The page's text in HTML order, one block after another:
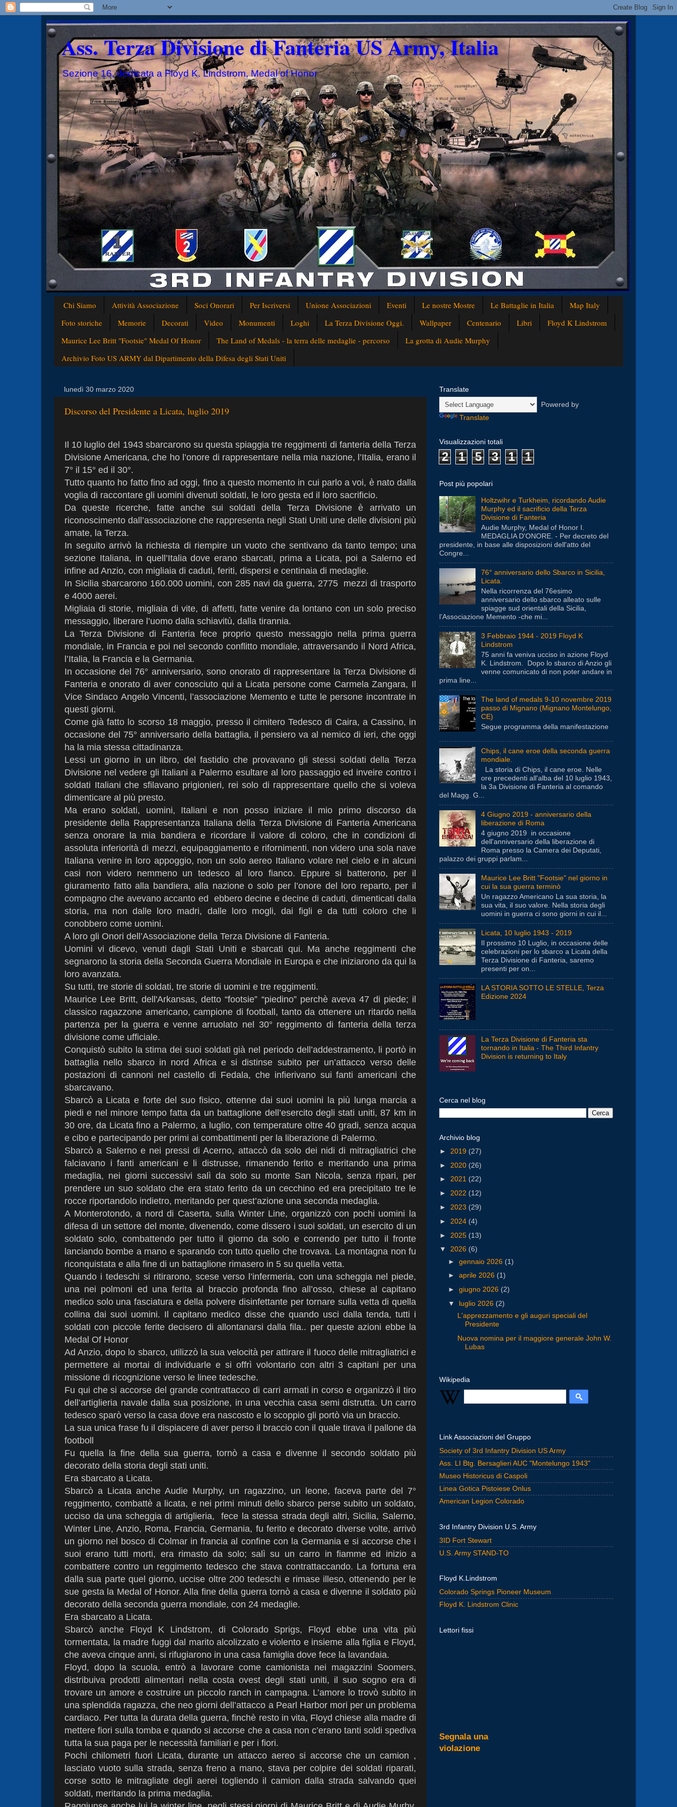
Ass. Terza Divisione di Fanteria US Army, Italia
Sezione 16, dedicata a Floyd K. Lindstrom, Medal of Honor
Chi Siamo Attività Associazione Soci Onorari Per Iscriversi Unione Associazioni Eventi Le nostre Mostre Le Battaglie in Italia
Map Italy
Foto storiche
Memorie Decorati Video Monumenti Loghi La Terza Divisione Oggi. Wallpaper Centenario Libri
Floyd K Lindstrom
Maurice Lee Britt "Footsie" Medal Of Honor
The Land of Medals - la terra delle medaglie - percorso
La grotta di Audie Murphy
Archivio Foto US ARMY dal Dipartimento della Difesa degli Stati Uniti
lunedì 30 marzo 2020
Discorso del Presidente a Licata, luglio 2019
Il 10 luglio del 1943 sbarcarono su questa spiaggia tre reggimenti di fanteria della Terza
Divisione Americana, che ho l’onore di rappresentare nella mia nazione, l’Italia, erano il
7° il 15° ed il 30°.
Tutto quanto ho fatto fino ad oggi, fino a questo momento in cui parlo a voi, è nato dalla
voglia di raccontare gli uomini divenuti soldati, le loro gesta ed il loro sacrificio.
Da queste ricerche, fatte anche sui soldati della Terza Divisione è arrivato un
riconoscimento dall’associazione che rappresenta negli Stati Uniti une delle divisioni più
amate, la Terza.
In seguito arrivò la richiesta di riempire un vuoto che sentivano da tanto tempo; una
sezione Italiana, in quell’Italia dove erano sbarcati, prima a Licata, poi a Salerno ed
infine ad Anzio, con migliaia di caduti, feriti, dispersi e centinaia di medaglie.
In Sicilia sbarcarono 160.000 uomini, con 285 navi da guerra, 2775
mezzi di trasporto
e 4000 aerei.
Migliaia di storie, migliaia di vite, di affetti, fatte venire da lontano con un solo preciso
messaggio, liberare l’uomo dalla schiavitù, dalla tirannia.
La Terza Divisione di Fanteria fece proprio questo messaggio nella prima guerra
mondiale, in Francia e poi nel secondo conflitto mondiale, attraversando il Nord Africa,
l’Italia, la Francia e la Germania.
In occasione del 76° anniversario, sono onorato di rappresentare la Terza Divisione di
Fanteria e onorato di aver conosciuto qui a Licata persone come Carmela Zangara, Il
Vice Sindaco Angelo Vincenti, l’associazione Memento e tutte le persone incontrate in
questi giorni.
Come già fatto lo scorso 18 maggio, presso il cimitero Tedesco di Caira, a Cassino, in
occasione del 75° anniversario della battaglia, il pensiero va al nemico di ieri, che oggi
ha la mia stessa cittadinanza.
Lessi un giorno in un libro, del fastidio che provavano gli stessi soldati della Terza
Divisione nel vedere gli Italiani a Palermo esultare al loro passaggio ed inveire contro i
soldati Italiani che sfilavano prigionieri, rei solo di rappresentare quello che si voleva
dimenticare al più presto.
Ma erano soldati, uomini, Italiani e non posso iniziare il mio primo discorso da
presidente della Rappresentanza Italiana della Terza Divisione di Fanteria Americana
senza onorare la mia bandiera e ricordare il valore di coloro, che in condizioni di
assoluta inferiorità di mezzi, equipaggiamento e rifornimenti, non videro una sola nave
Italiana venire in loro appoggio, non un solo aereo Italiano volare nel cielo e in alcuni
casi non videro nemmeno un tedesco al loro fianco. Eppure si batterono, per il
giuramento fatto alla bandiera, alla nazione o solo per l’onore del loro reparto, per il
compagno che avevano accanto ed
ebbero decine e decine di caduti, dimenticati dalla
storia, ma non dalle loro madri, dalle loro mogli, dai figli e da tutti coloro che li
conobbero come uomini.
A loro gli Onori dell’Associazione della Terza Divisione di Fanteria.
Uomini vi dicevo, venuti dagli Stati Uniti e sbarcati qui. Ma anche reggimenti che
segnarono la storia della Seconda Guerra Mondiale in Europa e che iniziarono da qui la
loro avanzata.
Su tutti, tre storie di soldati, tre storie di uomini e tre reggimenti.
Maurice Lee Britt, dell'Arkansas, detto “footsie” “piedino” perchè aveva 47 di piede; il
classico ragazzone americano, campione di football, tanto da ottenere un ritardo nella
partenza per la guerra e venne arruolato nel 30° reggimento di fanteria della terza
divisione come ufficiale.
Conquistò subito la stima dei suoi soldati già nel periodo dell’addestramento, li portò in
battaglia nello sbarco in nord Africa e si distinse subito per un’attacco verso delle
postazioni di cannoni nel castello di Fedala, che infierivano sui fanti americani che
sbarcavano.
Sbarcò a Licata e forte del suo fisico, ottenne dai suoi uomini la più lunga marcia a
piedi e nel minore tempo fatta da un battaglione dell’esercito degli stati uniti, 87 km in
30 ore, da Licata fino a Palermo, a luglio, con temperature oltre 40 gradi, senza acqua
e cibo e partecipando per primi ai combattimenti per la liberazione di Palermo.
Sbarcò a Salerno e nei pressi di Acerno, attaccò da solo dei nidi di mitragliatrici che
falciavano i fanti americani e li distrusse, rimanendo ferito e meritando una prima
medaglia, nei giorni successivi salì da solo su monte San Nicola, senza ripari, per
prendere un suo soldato che era stato ferito da un cecchino ed era precipitato tre le
rocce riportandolo indietro, meritando per quest’azione una seconda medaglia.
A Monterotondo, a nord di Caserta, sulla Winter Line, organizzò con pochi uomini la
difesa di un settore del monte, divenendo, come dissero i suoi soldati, un esercito di un
soldato solo, combattendo per tutto il giorno da solo e correndo per tutto il fronte
lanciando bombe a mano e sparando con tutto quello che trovava. La montagna non fu
riconquistata e alla fine di un battaglione rimasero in 5 su quella vetta.
Quando i tedeschi si ritirarono, scese verso l’infermeria, con una scheggia nel piede,
una nei polmoni ed una ferita al braccio profonda fino all’osso, chiese al capitano
medico solo una fasciatura e della polvere disinfettante per tornare sulla vetta di quella
collina dai suoi uomini. Il capitano medico disse che quando usci dalla tenda, tutti i
soldati con piccole ferite decisero di allontanarsi dalla fila.. per queste azioni ebbe la
Medal Of Honor
Ad Anzio, dopo lo sbarco, utilizzò la sua velocità per attirare il fuoco delle mitragliatrici e
permettere ai mortai di individuarle e si offrì volontario con altri 3 capitani per una
missione di ricognizione verso le linee tedesche.
Fu qui che si accorse del grande contrattacco di carri armati in corso e organizzò il tiro
dell’artiglieria navale dalla sua posizione, in una vecchia casa semi distrutta. Un carro
tedesco sparò verso la casa dove era nascosto e lo scoppio gli portò via un braccio.
La sua unica frase fu il dispiacere di aver perso il braccio con il quale tirava il pallone da
footboll
Fu quella la fine della sua guerra, tornò a casa e divenne il secondo soldato più
decorato della storia degli stati uniti.
Era sbarcato a Licata.
Sbarcò a Licata anche Audie Murphy, un ragazzino, un leone, faceva parte del 7°
reggimento, combattè a licata, e nei primi minuti dello sbarco perse subito un soldato,
ucciso da una scheggia di artiglieria,
fece la stessa strada degli altri, Sicilia, Salerno,
Winter Line, Anzio, Roma, Francia, Germania, fu ferito e decorato diverse volte, arrivò
un giorno nel bosco di Colmar in francia al confine con la Germania e si accorse che i
suoi erano tutti morti, era rimasto da solo; salì su un carro in fiamme ed inizio a
combattere contro un reggimento tedesco che stava contrattaccando. La fortuna era
dalla sua parte quel giorno, uccise oltre 200 tedeschi e rimase illeso, ottenendo per le
sue gesta la Medal of Honor. Alla fine della guerra tornò a casa e divenne il soldato più
decorato della seconda guerra mondiale, con 24 medaglie.
Era sbarcato a Licata.
Sbarcò anche Floyd K Lindstrom, di Colorado Sprigs, Floyd ebbe una vita più
tormentata, la madre fuggi dal marito alcolizzato e violento e insieme alla figlia e Floyd,
che aveva cinque anni, si rifugiarono in una casa famiglia dove fece la lavandaia.
Floyd, dopo la scuola, entrò a lavorare come camionista nei magazzini Soomers,
distribuiva prodotti alimentari nella costa ovest degli stati uniti, il suo sogno era di
trovare un amore e costruire un piccolo ranch in campagna. L’amore lo trovò subito in
una splendida ragazza, che neo giorni dell’attacco a Pearl Harbor mori per un problema
cardiaco. Per tutta la durata della guerra, finchè resto in vita, Floyd chiese alla madre di
mettere fiori sulla tomba e quando si accorse che a casa non c’erano tanti soldi spediva
tutta la sua paga per le necessità familiari e per i fiori.
Pochi chilometri fuori Licata, durante un attacco aereo si accorse che un camion ,
lasciato vuoto sulla strada, senza freno a mano, stava per colpire dei soldati riparati,
corse sotto le mitragliate degli aerei togliendo il camion dalla strada salvando quei
soldati, meritando la prima medaglia.
Translate
Powered by
Translate
Visualizzazioni totali
2 1 5 3 1 1
Post più popolari
Holtzwihr e Turkheim, ricordando Audie
Murphy ed il sacrificio della Terza
Divisione di Fanteria
Audie Murphy, Medal of Honor I.
MEDAGLIA D'ONORE. - Per decreto del
presidente, in base alle disposizioni dell'atto del
Congre...
76° anniversario dello Sbarco in Sicilia,
Licata.
Nella ricorrenza del 76esimo
anniversario dello sbarco alleato sulle
spiagge sud orientali della Sicilia,
l’Associazione Memento -che mi...
3 Febbraio 1944 - 2019 Floyd K
Lindstrom
75 anni fa veniva ucciso in azione Floyd
K. Lindstrom. Dopo lo sbarco di Anzio gli
venne comunicato di non poter andare in
prima line...
The land of medals 9-10 novembre 2019
passo di Mignano (Mignano Montelungo,
CE)
Segue programma della manifestazione
Chips, il cane eroe della seconda guerra
mondiale.
La storia di Chips, il cane eroe. Nelle
ore precedenti all'alba del 10 luglio 1943,
la 3a Divisione di Fanteria al comando
del Magg. G...
4 Giugno 2019 - anniversario della
liberazione di Roma
4 giugno 2019 in occasione
dell'anniversario della liberazione di
Roma presso la Camera dei Deputati,
palazzo dei gruppi parlam...
Maurice Lee Britt "Footsie" nel giorno in
cui la sua guerra terminò
Un ragazzo Americano La sua storia, la
sua vita, il suo valore. Nella storia degli
uomini in guerra ci sono giorni in cui il...
Licata, 10 luglio 1943 - 2019
Il prossimo 10 Luglio, in occasione delle
celebrazioni per lo sbarco a Licata della
Terza Divisione di Fanteria, saremo
presenti per on...
LA STORIA SOTTO LE STELLE, Terza
Edizione 2024
La Terza Divisione di Fanteria sta
tornando in Italia - The Third Infantry
Division is returning to Italy
Cerca nel blog
Archivio blog
► 2019 (27)
► 2020 (26)
► 2021 (22)
► 2022 (12)
► 2023 (29)
► 2024 (4)
► 2025 (13)
▼ 2026 (6)
►gennaio 2026 (1)
►aprile 2026 (1)
►giugno 2026 (2)
▼ luglio 2026 (2)
L'apprezzamento e gli auguri speciali del
Presidente
Nuova nomina per il maggiore generale John W.
Lubas
Wikipedia
Link Associazioni del Gruppo
Society of 3rd Infantry Division US Army
Ass. LI Btg. Bersaglieri AUC "Montelungo 1943"
Museo Historicus di Caspoli
Linea Gotica Pistoiese Onlus
American Legion Colorado
3rd Infantry Division U.S. Army
3ID Fort Stewart
U.S. Army STAND-TO
Floyd K.Lindstrom
Colorado Springs Pioneer Museum
Floyd K. Lindstrom Clinic
Lettori fissi
Segnala una
violazione